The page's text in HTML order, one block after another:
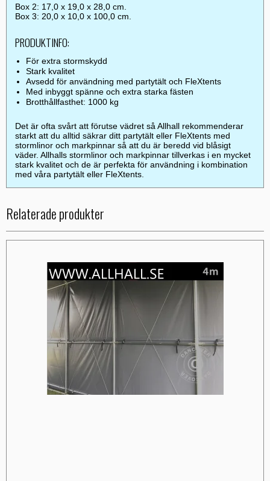
Box 2: 17,0 x 19,0 x 28,0 cm.
Box 3: 20,0 x 10,0 x 100,0 cm.
PRODUKTINFO:
För extra stormskydd
Stark kvalitet
Avsedd för användning med partytält och FleXtents
Med inbyggt spänne och extra starka fästen
Brotthållfasthet: 1000 kg
Det är ofta svårt att förutse vädret så Allhall rekommenderar
starkt att du alltid säkrar ditt partytält eller FleXtents med
stormlinor och markpinnar så att du är beredd vid blåsigt
väder. Allhalls stormlinor och markpinnar tillverkas i en mycket
stark kvalitet och de är perfekta för användning i kombination
med våra partytält eller FleXtents.
Relaterade produkter